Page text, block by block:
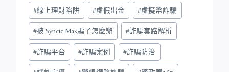
#線上理財陷阱 #虛假出金 #虛擬幣詐騙
#被 Syncic Max騙了怎麼辦 #詐騙套路解析
#詐騙平台 #詐騙案例 #詐騙防治